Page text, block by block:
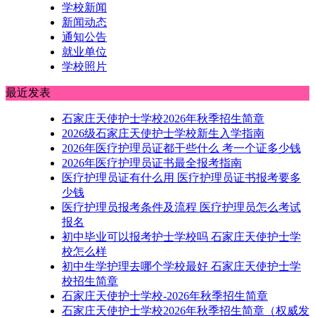
学校新闻
新闻动态
通知公告
就业单位
学校照片
最近发表
石家庄天使护士学校2026年秋季招生简章
2026级石家庄天使护士学校新生入学指南
2026年医疗护理员证都干些什么 考一个证多少钱
2026年医疗护理员证书最全报考指南
医疗护理员证有什么用 医疗护理员证书报考要多
少钱
医疗护理员报考条件及流程 医疗护理员怎么考试
报名
初中毕业可以报考护士学校吗 石家庄天使护士学
校怎么样
初中生学护理去哪个学校最好 石家庄天使护士学
校招生简章
石家庄天使护士学校-2026年秋季招生简章
石家庄天使护士学校2026年秋季招生简章（权威发